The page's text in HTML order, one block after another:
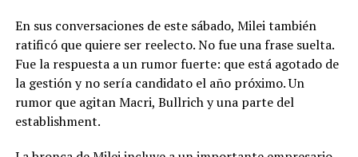
En sus conversaciones de este sábado, Milei también
ratificó que quiere ser reelecto. No fue una frase suelta.
Fue la respuesta a un rumor fuerte: que está agotado de
la gestión y no sería candidato el año próximo. Un
rumor que agitan Macri, Bullrich y una parte del
establishment.